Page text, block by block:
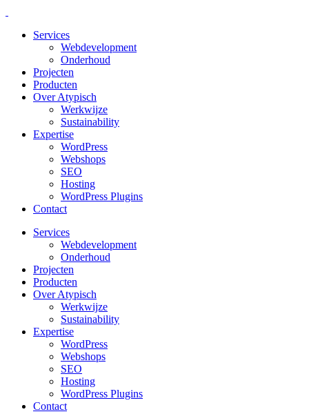
Services
Webdevelopment
Onderhoud
Projecten
Producten
Over Atypisch
Werkwijze
Sustainability
Expertise
WordPress
Webshops
SEO
Hosting
WordPress Plugins
Contact
Services
Webdevelopment
Onderhoud
Projecten
Producten
Over Atypisch
Werkwijze
Sustainability
Expertise
WordPress
Webshops
SEO
Hosting
WordPress Plugins
Contact